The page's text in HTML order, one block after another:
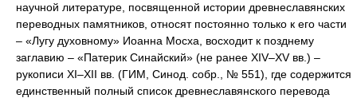
научной литературе, посвященной истории древнеславянских
переводных памятников, относят постоянно только к его части
– «Лугу духовному» Иоанна Мосха, восходит к позднему
заглавию – «Патерик Синайский» (не ранее XIV–XV вв.) –
рукописи XI–XII вв. (ГИМ, Синод. собр., № 551), где содержится
единственный полный список древнеславянского перевода